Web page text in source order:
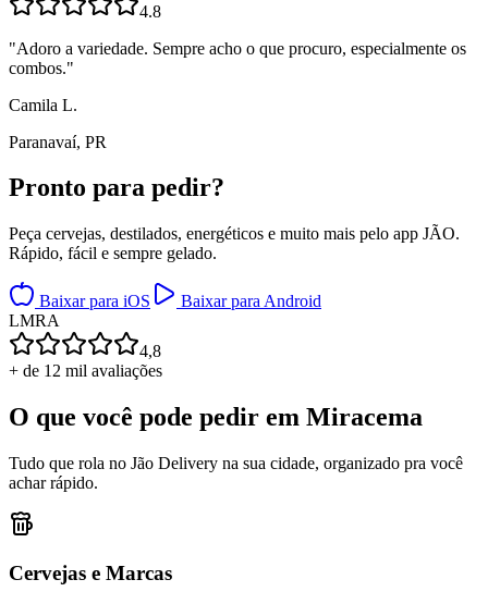
4.8
"Adoro a variedade. Sempre acho o que procuro, especialmente os
combos."
Camila L.
Paranavaí, PR
Pronto para pedir?
Peça cervejas, destilados, energéticos e muito mais pelo app JÃO.
Rápido, fácil e sempre gelado.
Baixar para iOS
Baixar para Android
LMRA
4,8
+ de 12 mil avaliações
O que você pode pedir em Miracema
Tudo que rola no Jão Delivery na sua cidade, organizado pra você
achar rápido.
Cervejas e Marcas